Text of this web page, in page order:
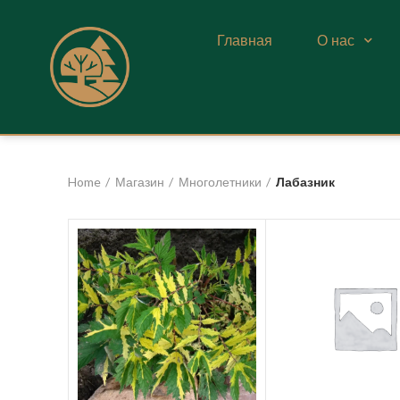
Главная О нас
Home Магазин Многолетники Лабазник